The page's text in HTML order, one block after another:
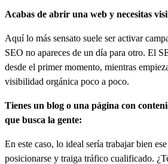
Acabas de abrir una web y necesitas
Aquí lo más sensato suele ser activar
SEO no apareces de un día para otro. El
desde el primer momento, mientras
visibilidad orgánica poco a poco.
Tienes un blog o una página con
que busca la gente:
En este caso, lo ideal sería trabajar bien
posicionarse y traiga tráfico cualificado.